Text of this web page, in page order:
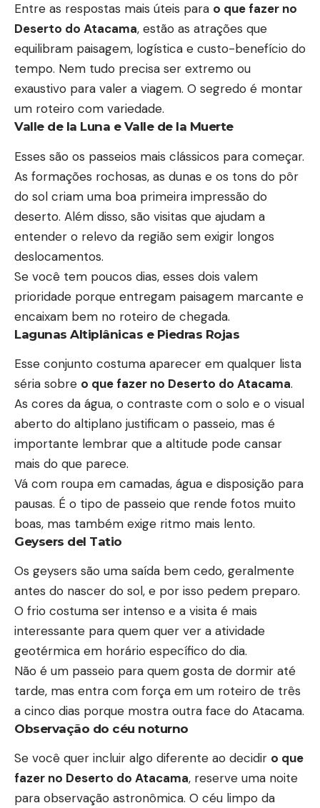
Entre as respostas mais úteis para o que fazer no
Deserto do Atacama, estão as atrações que
equilibram paisagem, logística e custo-benefício do
tempo. Nem tudo precisa ser extremo ou
exaustivo para valer a viagem. O segredo é montar
um roteiro com variedade.
Valle de la Luna e Valle de la Muerte
Esses são os passeios mais clássicos para começar.
As formações rochosas, as dunas e os tons do pôr
do sol criam uma boa primeira impressão do
deserto. Além disso, são visitas que ajudam a
entender o relevo da região sem exigir longos
deslocamentos.
Se você tem poucos dias, esses dois valem
prioridade porque entregam paisagem marcante e
encaixam bem no roteiro de chegada.
Lagunas Altiplânicas e Piedras Rojas
Esse conjunto costuma aparecer em qualquer lista
séria sobre o que fazer no Deserto do Atacama.
As cores da água, o contraste com o solo e o visual
aberto do altiplano justificam o passeio, mas é
importante lembrar que a altitude pode cansar
mais do que parece.
Vá com roupa em camadas, água e disposição para
pausas. É o tipo de passeio que rende fotos muito
boas, mas também exige ritmo mais lento.
Geysers del Tatio
Os geysers são uma saída bem cedo, geralmente
antes do nascer do sol, e por isso pedem preparo.
O frio costuma ser intenso e a visita é mais
interessante para quem quer ver a atividade
geotérmica em horário específico do dia.
Não é um passeio para quem gosta de dormir até
tarde, mas entra com força em um roteiro de três
a cinco dias porque mostra outra face do Atacama.
Observação do céu noturno
Se você quer incluir algo diferente ao decidir o que
fazer no Deserto do Atacama, reserve uma noite
para observação astronômica. O céu limpo da